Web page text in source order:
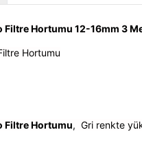
Filtre Hortumu 12-16mm 3
Hortumu
Filtre Hortumu, Gri renkte